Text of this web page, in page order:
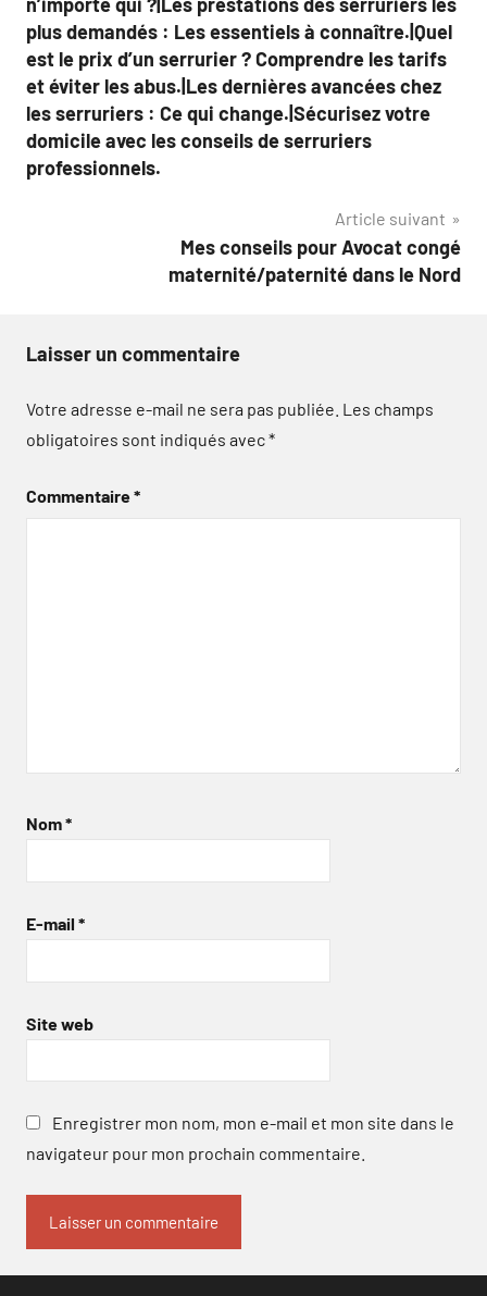
plus demandés : Les essentiels à connaître.|Quel
est le prix d’un serrurier ? Comprendre les tarifs
et éviter les abus.|Les dernières avancées chez
les serruriers : Ce qui change.|Sécurisez votre
domicile avec les conseils de serruriers
professionnels.
Article suivant
Mes conseils pour Avocat congé
maternité/paternité dans le Nord
Laisser un commentaire
Votre adresse e-mail ne sera pas publiée. Les champs
obligatoires sont indiqués avec*
Commentaire*
Nom*
E-mail *
Site web
Enregistrer mon nom, mon e-mail et mon site dans le
navigateur pour mon prochain commentaire.